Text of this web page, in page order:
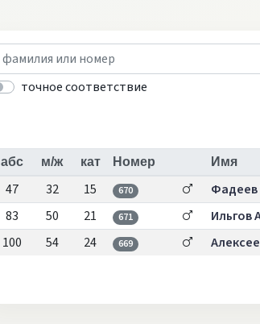
точное соответствие
абс м/ж кат Номер Имя
47 32 15 670
83 50 21 671 Ильгов
100 54 24 669